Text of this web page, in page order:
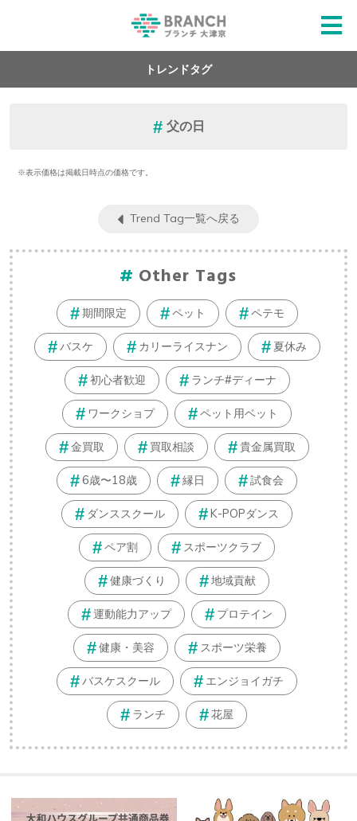
トレンドタグ
父の日
※表示価格は掲載日時点の価格です。
Trend Tag一覧へ戻る
Other Tags
期間限定 ペット ペテモ
バスケ カリーライスナン 夏休み
初心者歓迎 ランチ#ディーナ
ワークショプ ペット用ベット
金買取 買取相談 貴金属買取
6歳〜18歳 縁日 試食会
ダンススクール K-POPダンス
ペア割 スポーツクラブ
健康づくり 地域貢献
運動能力アップ プロテイン
健康・美容 スポーツ栄養
バスケスクール エンジョイガチ
ランチ 花屋